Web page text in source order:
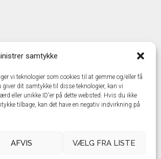
samtykke
vi teknologier som cookies til at gemme og/eller få
dit samtykke til disse teknologier, kan vi
eller unikke ID'er på dette websted. Hvis du ikke
tilbage, kan det have en negativ indvirkning på
AFVIS VÆLG FRA LISTE